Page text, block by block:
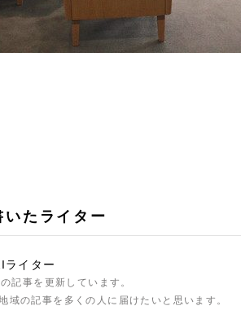
いたライター
ライター
記事を更新しています。
域の記事を多くの人に届けたいと思います。